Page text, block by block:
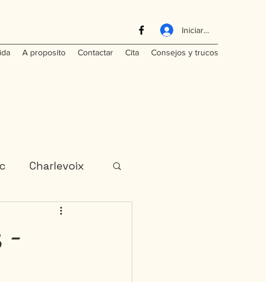
Iniciar sesión
A proposito Contactar Cita Consejos y trucos
Charlevoix
Laos
-